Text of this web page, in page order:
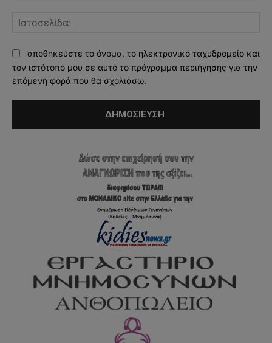
αποθηκεύστε το όνομα, το ηλεκτρονικό ταχυδρομείο και
τον ιστότοπό μου σε αυτό το πρόγραμμα περιήγησης για την
επόμενη φορά που θα σχολιάσω.